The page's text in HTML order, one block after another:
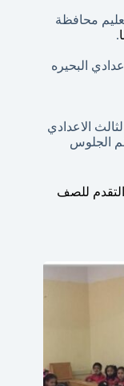
محافظة
.
البحيره
الاعدادي
الجلوس
للصف